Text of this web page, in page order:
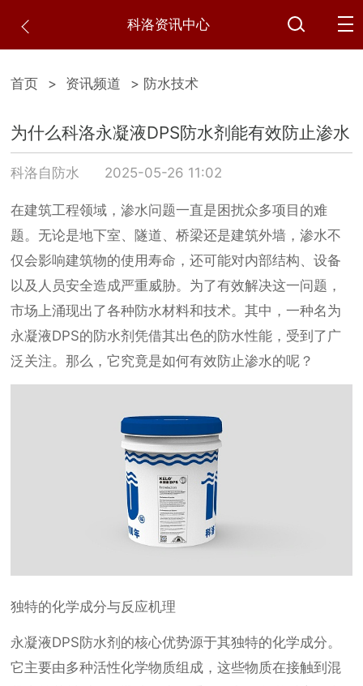
科洛资讯中心
首页 > 资讯频道 > 防水技术
为什么科洛永凝液DPS防水剂能有效防止渗水
科洛自防水 2025-05-26 11:02
在建筑工程领域，渗水问题一直是困扰众多项目的难
题。无论是地下室、隧道、桥梁还是建筑外墙，渗水不
仅会影响建筑物的使用寿命，还可能对内部结构、设备
以及人员安全造成严重威胁。为了有效解决这一问题，
市场上涌现出了各种防水材料和技术。其中，一种名为
永凝液DPS的防水剂凭借其出色的防水性能，受到了广
泛关注。那么，它究竟是如何有效防止渗水的呢？
独特的化学成分与反应机理
永凝液DPS防水剂的核心优势源于其独特的化学成分。
它主要由多种活性化学物质组成，这些物质在接触到混